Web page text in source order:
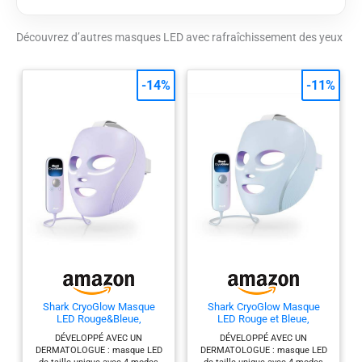
réglables avec un
premier masque anti
rafraîchissement du
contour des yeux.
Technologie iQ LED :
Masque LED diffuse
une lumière rouge,
bleue et infrarouge
profonde, développée
Photothérapie par
lumière rouge +
infrarouge (6 min.),
Photothérapie par
lumière bleue mixte (8
Découvrez d’autres masques LED avec rafraîchissement des yeux
Shark CryoGlow Masque
LED Rouge&Bleue,
Luminothérapie Infrarouge
FW312EUPL
DÉVELOPPÉ AVEC UN
DERMATOLOGUE : masque LED
-14%
Shark CryoGlow Masque
LED Rouge et Bleue,
Luminothérapie Infrarouge
FW312EU
DÉVELOPPÉ AVEC UN
DERMATOLOGUE : masque LED
-11%